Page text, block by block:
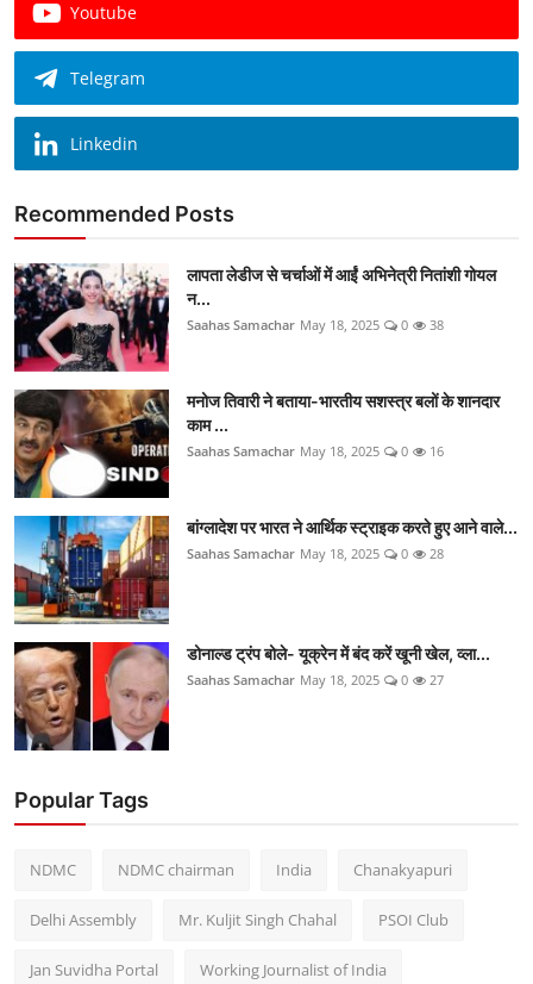
Youtube
Telegram
Linkedin
Recommended Posts
लापता लेडीज से चर्चाओं में आईं अभिनेत्री नितांशी गोयल
न...
Saahas Samachar May 18, 2025 0 38
मनोज तिवारी ने बताया-भारतीय सशस्त्र बलों के शानदार
काम ...
Saahas Samachar May 18, 2025 0 16
बांग्लादेश पर भारत ने आर्थिक स्ट्राइक करते हुए आने वाले...
Saahas Samachar May 18, 2025 0 28
डोनाल्ड ट्रंप बोले- यूक्रेन में बंद करें खूनी खेल, व्ला...
Saahas Samachar May 18, 2025 0 27
Popular Tags
NDMC NDMC chairman India Chanakyapuri
Delhi Assembly Mr. Kuljit Singh Chahal PSOI Club
Jan Suvidha Portal Working Journalist of India